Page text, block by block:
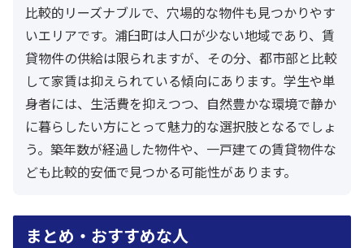
比較的リーズナブルで、穴場的な物件も見つかりやす
いエリアです。浦臼町は人口が少ない地域であり、賃
貸物件の供給は限られますが、その分、都市部と比較
して家賃は抑えられている傾向にあります。学生や単
身者には、生活費を抑えつつ、自然豊かな環境で静か
に暮らしたい方にとって魅力的な選択肢となるでしょ
う。築年数が経過した物件や、一戸建ての賃貸物件な
ども比較的安価で見つかる可能性があります。
まとめ・おすすめな人